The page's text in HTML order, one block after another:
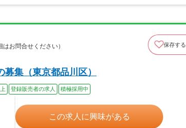
お問合せください）
保存する
集（東京都品川区）
登録販売者の求人 積極採用中
この求人に興味がある